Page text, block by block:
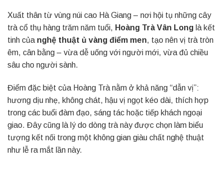
Xuất thân từ vùng núi cao Hà Giang – nơi hội tụ những cây
trà cổ thụ hàng trăm năm tuổi, Hoàng Trà Vân Long là kết
tinh của nghệ thuật ủ vàng điểm men, tạo nên vị trà tròn
êm, cân bằng – vừa dễ uống với người mới, vừa đủ chiều
sâu cho người sành.
Điểm đặc biệt của Hoàng Trà nằm ở khả năng “dẫn vị”:
hương dịu nhẹ, không chát, hậu vị ngọt kéo dài, thích hợp
trong các buổi đàm đạo, sáng tác hoặc tiếp khách ngoại
giao. Đây cũng là lý do dòng trà này được chọn làm biểu
tượng kết nối trong một không gian giàu chất nghệ thuật
như lễ ra mắt lần này.